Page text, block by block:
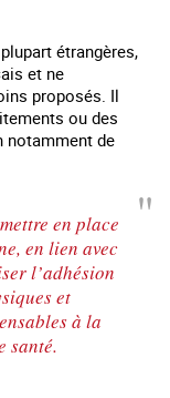
étrangères,
et ne
proposés. Il
ou des
notamment de
en place
en lien avec
l’adhésion
et
à la
santé.